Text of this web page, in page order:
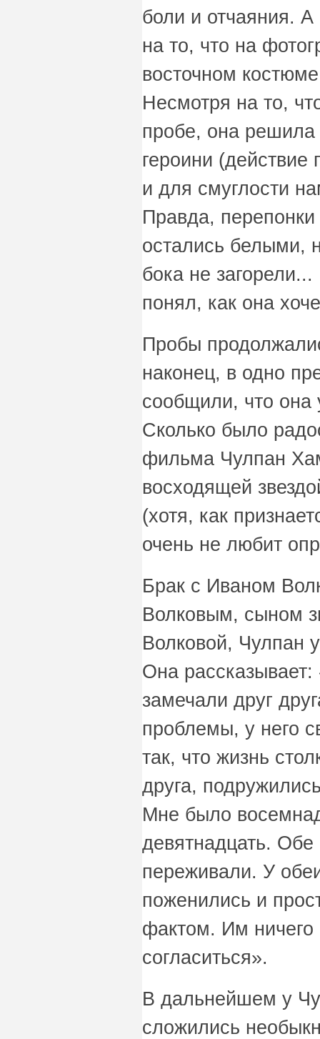
боли и отчаяния.
на то, что на
восточном
Несмотря на то,
пробе, она решила
героини (действие
и для смуглости
Правда,
остались белыми,
бока не
понял, как она
Пробы
наконец, в одно
сообщили, что она
Сколько было
фильма Чулпан
восходящей
(хотя, как
очень не любит
Брак с Иваном
Волковым, сыном
Волковой, Чулпан
Она
замечали друг
проблемы, у него
так, что жизнь
друга,
Мне было
девятнадцать.
переживали. У
поженились и
фактом. Им ничего
согласиться».
В дальнейшем у
сложились